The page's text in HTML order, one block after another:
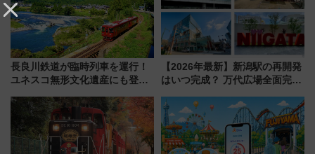
長良川鉄道が臨時列車を運行！
ユネスコ無形文化遺産にも登録
に 乗車には予約が必要
【2026年最新】新潟駅の再開発
はいつ完成？ 万代広場全面完成
開発、バスタ新潟構想まで徹底
解説！